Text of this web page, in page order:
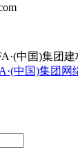
中国)集团
中国)集团网